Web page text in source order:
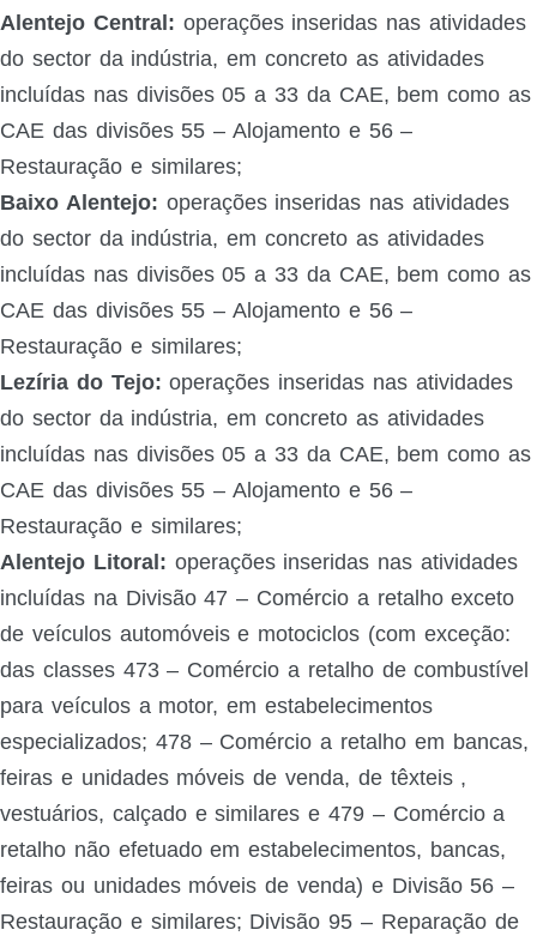
Alentejo Central: operações inseridas nas atividades
do sector da indústria, em concreto as atividades
incluídas nas divisões 05 a 33 da CAE, bem como as
CAE das divisões 55 – Alojamento e 56 –
Restauração e similares;
Baixo Alentejo: operações inseridas nas atividades
do sector da indústria, em concreto as atividades
incluídas nas divisões 05 a 33 da CAE, bem como as
CAE das divisões 55 – Alojamento e 56 –
Restauração e similares;
Lezíria do Tejo: operações inseridas nas atividades
do sector da indústria, em concreto as atividades
incluídas nas divisões 05 a 33 da CAE, bem como as
CAE das divisões 55 – Alojamento e 56 –
Restauração e similares;
Alentejo Litoral: operações inseridas nas atividades
incluídas na Divisão 47 – Comércio a retalho exceto
de veículos automóveis e motociclos (com exceção:
das classes 473 – Comércio a retalho de combustível
para veículos a motor, em estabelecimentos
especializados; 478 – Comércio a retalho em bancas,
feiras e unidades móveis de venda, de têxteis ,
vestuários, calçado e similares e 479 – Comércio a
retalho não efetuado em estabelecimentos, bancas,
feiras ou unidades móveis de venda) e Divisão 56 –
Restauração e similares; Divisão 95 – Reparação de